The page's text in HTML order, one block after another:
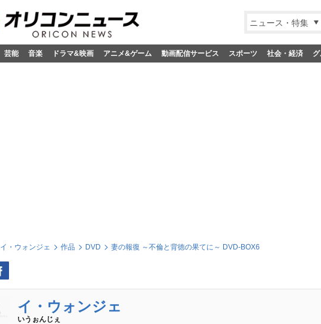
ニュース・特集
芸能 音楽 ドラマ&映画 アニメ&ゲーム 動画配信サービス スポーツ 社会・経済
イ・ウォンジェ 作品 DVD 妻の報復 ～不倫と背徳の果てに～ DVD-BOX6
イ・ウォンジェ
いうぉんじぇ